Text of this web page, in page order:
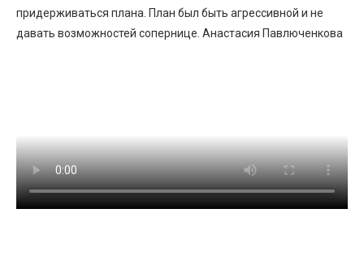
придерживаться плана. План был быть агрессивной и не
давать возможностей сопернице. Анастасия Павлюченкова